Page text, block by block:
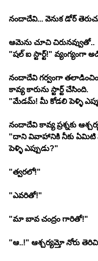
నందాదేవి... వెనుక డోర్
ఆమెను చూచి చిరునవ్వుతో..
"షల్ ఐ స్టార్ట్!" వ్యంగ్యంగా
నందాదేవి గర్వంగా
కావ్య కారును స్టార్ట్ చేసింది.
"మేడమ్! మీ కోడలి పెళ్ళి
నందాదేవి కావ్య ప్రశ్నకు
"దాని వివాహానికి నీకు ఏమిటి
పెళ్ళి ఎప్పుడు?"
"త్వరలో!"
"ఎవరితో!"
"మా బావ చంద్రం గారితో!"
"ఆ..!" ఆశ్చర్యమ్తో నోరు